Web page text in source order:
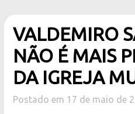
VALDEMIRO
NÃO É MAIS
DA IGREJA
Postado em 17 de maio de